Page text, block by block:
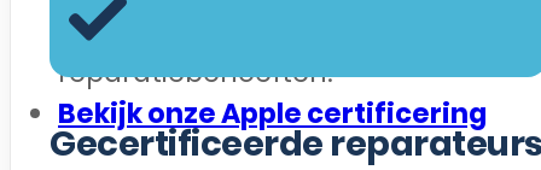
om je te helpen met al je iPhone
reparatiebehoeften.
Bekijk onze Apple certificering
Gecertificeerde